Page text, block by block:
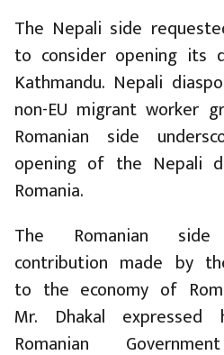
The Nepali side
to consider opening its
Kathmandu. Nepali
non-EU migrant worker
Romanian side
opening of the Nepali
Romania.
The Romanian
contribution made by
to the economy of
Mr. Dhakal
Romanian